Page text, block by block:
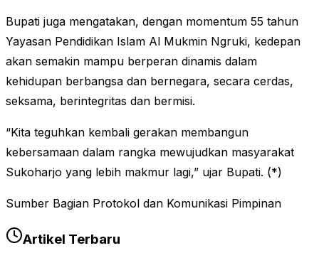
Bupati juga mengatakan, dengan momentum 55 tahun
Yayasan Pendidikan Islam Al Mukmin Ngruki, kedepan
akan semakin mampu berperan dinamis dalam
kehidupan berbangsa dan bernegara, secara cerdas,
seksama, berintegritas dan bermisi.
“Kita teguhkan kembali gerakan membangun
kebersamaan dalam rangka mewujudkan masyarakat
Sukoharjo yang lebih makmur lagi,” ujar Bupati. (*)
Sumber Bagian Protokol dan Komunikasi Pimpinan
Artikel Terbaru